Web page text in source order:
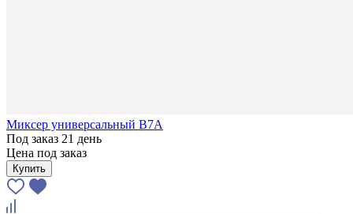
Миксер универсальный B7A
Под заказ 21 день
Цена под заказ
Купить